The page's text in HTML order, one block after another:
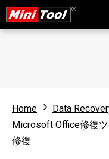
Home
Data
Microsoft Office修復
修復